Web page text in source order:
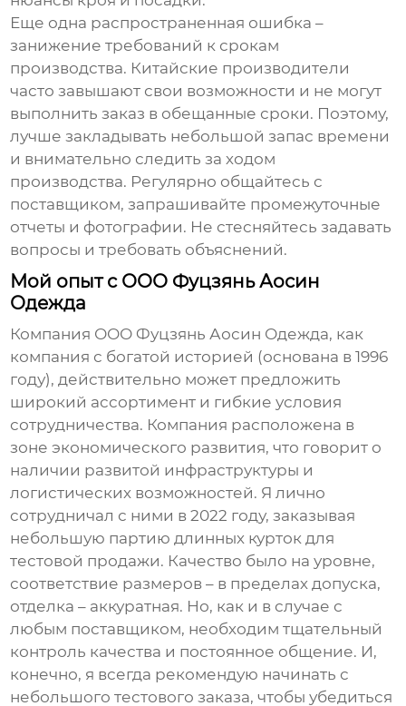
Еще одна распространенная ошибка –
занижение требований к срокам
производства. Китайские производители
часто завышают свои возможности и не могут
выполнить заказ в обещанные сроки. Поэтому,
лучше закладывать небольшой запас времени
и внимательно следить за ходом
производства. Регулярно общайтесь с
поставщиком, запрашивайте промежуточные
отчеты и фотографии. Не стесняйтесь задавать
вопросы и требовать объяснений.
Мой опыт с ООО Фуцзянь Аосин
Одежда
Компания ООО Фуцзянь Аосин Одежда, как
компания с богатой историей (основана в 1996
году), действительно может предложить
широкий ассортимент и гибкие условия
сотрудничества. Компания расположена в
зоне экономического развития, что говорит о
наличии развитой инфраструктуры и
логистических возможностей. Я лично
сотрудничал с ними в 2022 году, заказывая
небольшую партиюдлинных курток для
тестовой продажи. Качество было на уровне,
соответствие размеров – в пределах допуска,
отделка – аккуратная. Но, как и в случае с
любым поставщиком, необходим тщательный
контроль качества и постоянное общение. И,
конечно, я всегда рекомендую начинать с
небольшого тестового заказа, чтобы убедиться